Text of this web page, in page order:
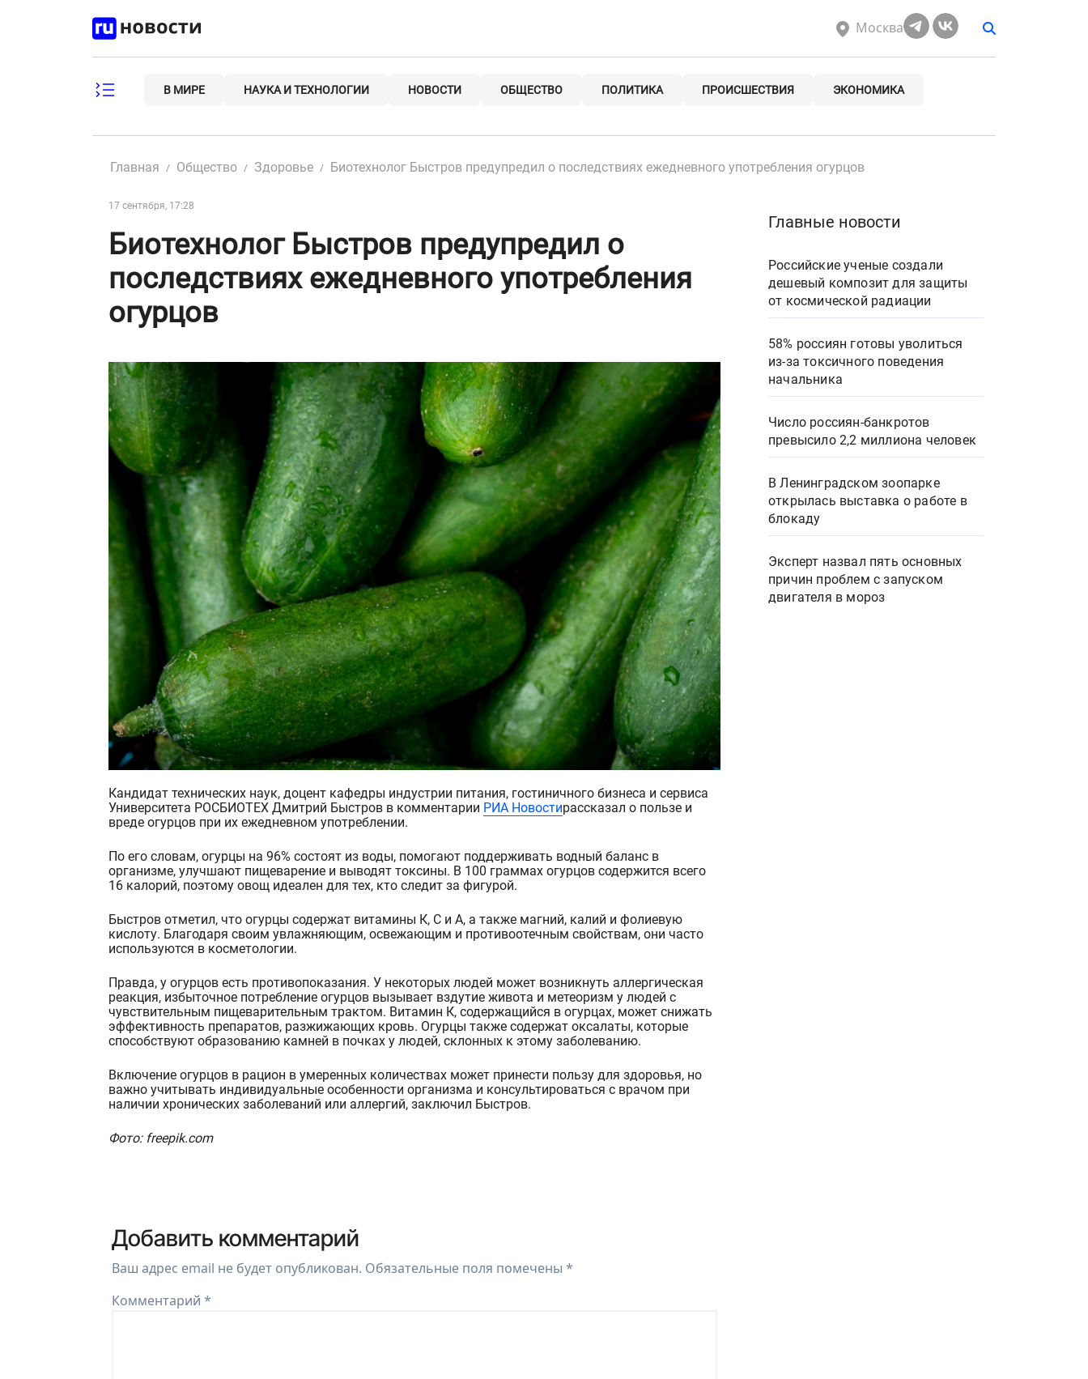
Москва
В МИРЕ НАУКА И ТЕХНОЛОГИИ НОВОСТИ ОБЩЕСТВО ПОЛИТИКА ПРОИСШЕСТВИЯ ЭКОНОМИКА
Главная Общество Здоровье Биотехнолог Быстров предупредил о последствиях ежедневного употребления огурцов
17 сентября, 17:28
Биотехнолог Быстров предупредил о
последствиях ежедневного употребления
огурцов
Кандидат технических наук, доцент кафедры индустрии питания, гостиничного бизнеса и сервиса
Университета РОСБИОТЕХ Дмитрий Быстров в комментарии РИА Новостирассказал о пользе и
вреде огурцов при их ежедневном употреблении.
По его словам, огурцы на 96% состоят из воды, помогают поддерживать водный баланс в
организме, улучшают пищеварение и выводят токсины. В 100 граммах огурцов содержится всего
16 калорий, поэтому овощ идеален для тех, кто следит за фигурой.
Быстров отметил, что огурцы содержат витамины К, С и А, а также магний, калий и фолиевую
кислоту. Благодаря своим увлажняющим, освежающим и противоотечным свойствам, они часто
используются в косметологии.
Правда, у огурцов есть противопоказания. У некоторых людей может возникнуть аллергическая
реакция, избыточное потребление огурцов вызывает вздутие живота и метеоризм у людей с
чувствительным пищеварительным трактом. Витамин К, содержащийся в огурцах, может снижать
эффективность препаратов, разжижающих кровь. Огурцы также содержат оксалаты, которые
способствуют образованию камней в почках у людей, склонных к этому заболеванию.
Включение огурцов в рацион в умеренных количествах может принести пользу для здоровья, но
важно учитывать индивидуальные особенности организма и консультироваться с врачом при
наличии хронических заболеваний или аллергий, заключил Быстров.
Фото: freepik.com
Добавить комментарий
Ваш адрес email не будет опубликован. Обязательные поля помечены *
Комментарий *
Главные новости
Российские ученые создали
дешевый композит для защиты
от космической радиации
58% россиян готовы уволиться
из-за токсичного поведения
начальника
Число россиян-банкротов
превысило 2,2 миллиона человек
В Ленинградском зоопарке
открылась выставка о работе в
блокаду
Эксперт назвал пять основных
причин проблем с запуском
двигателя в мороз